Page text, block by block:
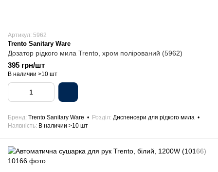
Артикул: 5962
Trento Sanitary Ware
Дозатор рідкого мила Trento, хром полірований (5962)
395 грн/шт
В наличии >10 шт
Бренд Trento Sanitary Ware Розділ Диспенсери для рідкого мила
Наявність В наличии >10 шт